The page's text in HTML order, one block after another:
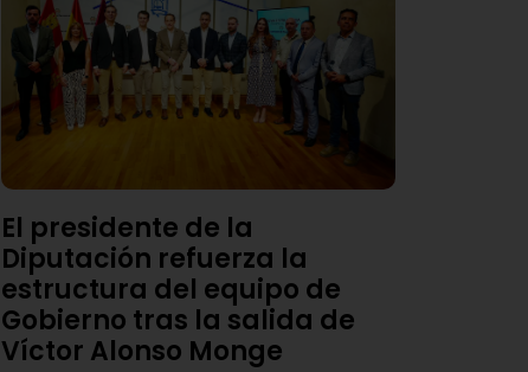
El presidente de la
Diputación refuerza la
estructura del equipo de
Gobierno tras la salida de
Víctor Alonso Monge